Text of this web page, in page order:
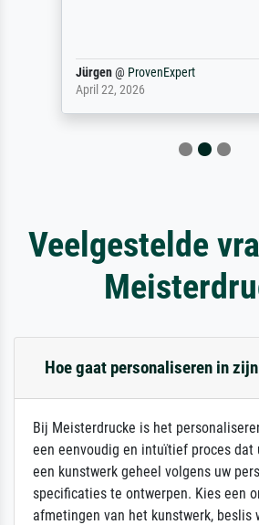
Jürgen@ ProvenExpert
April 22, 2026
Veelgestelde
Hoe gaat personaliseren in
Bij Meisterdrucke is het
een eenvoudig en intuïtief proces
een kunstwerk geheel volgens uw
specificaties te ontwerpen. Kies een
afmetingen van het kunstwerk, beslis